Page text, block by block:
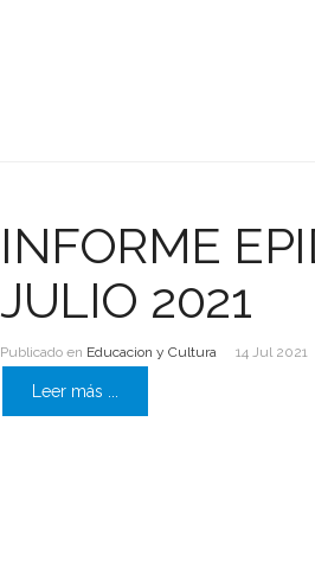
INFORME
JULIO 2021
Publicado en Educacion y Cultura 14 Jul 2021
Leer más ...